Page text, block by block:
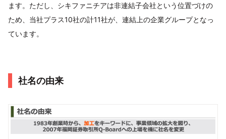
ます。ただし、シキファニチアは非連結子会社という位置づけの
ため、当社プラス10社の計11社が、連結上の企業グループとなっ
ています。
社名の由来